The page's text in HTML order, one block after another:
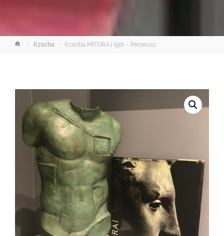
StronaRzeźba Rzeźba MITORAJ Igor – Perseusz